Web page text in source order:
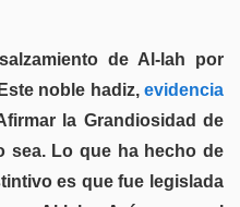
de Al-lah por
noble hadiz,evidencia
la Grandiosidad de
sea. Lo que ha hecho de
es que fue legislada